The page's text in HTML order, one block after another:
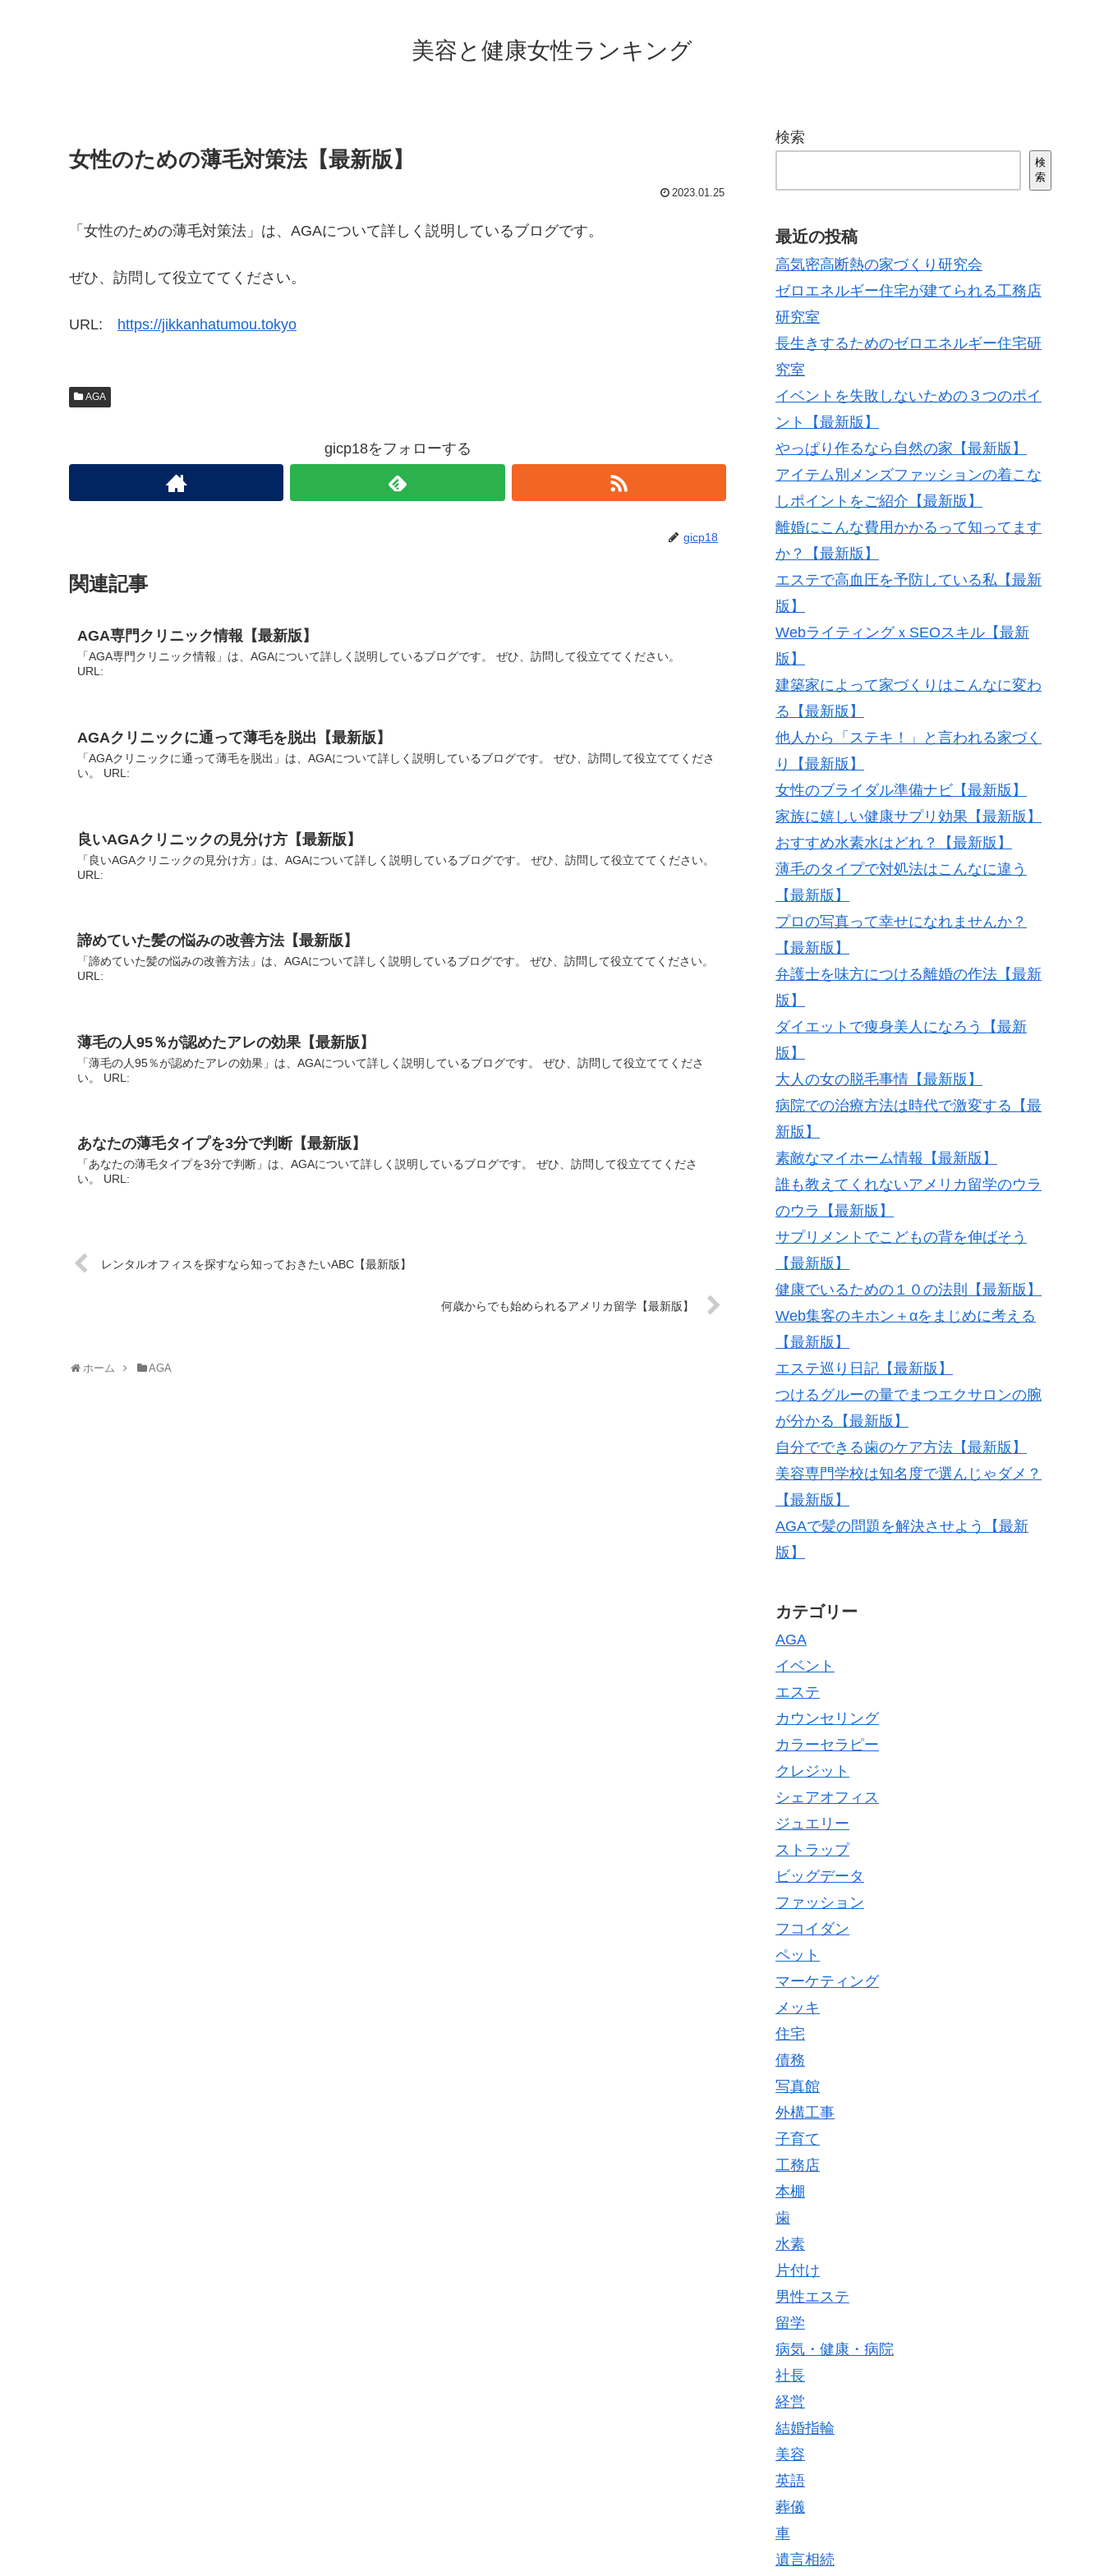
美容と健康女性ランキング
女性のための薄毛対策法【最新版】
2023.01.25
「女性のための薄毛対策法」は、AGAについて詳しく説明しているブログです。
ぜひ、訪問して役立ててください。
URL: https://jikkanhatumou.tokyo
AGA
gicp18をフォローする
gicp18
関連記事
AGA専門クリニック情報【最新版】
「AGA専門クリニック情報」は、AGAについて詳しく説明しているブログです。 ぜひ、訪問して役立ててください。
URL:
AGAクリニックに通って薄毛を脱出【最新版】
「AGAクリニックに通って薄毛を脱出」は、AGAについて詳しく説明しているブログです。 ぜひ、訪問して役立ててくださ
い。 URL:
良いAGAクリニックの見分け方【最新版】
「良いAGAクリニックの見分け方」は、AGAについて詳しく説明しているブログです。 ぜひ、訪問して役立ててください。
URL:
諦めていた髪の悩みの改善方法【最新版】
「諦めていた髪の悩みの改善方法」は、AGAについて詳しく説明しているブログです。 ぜひ、訪問して役立ててください。
URL:
薄毛の人95％が認めたアレの効果【最新版】
「薄毛の人95％が認めたアレの効果」は、AGAについて詳しく説明しているブログです。 ぜひ、訪問して役立ててくださ
い。 URL:
あなたの薄毛タイプを3分で判断【最新版】
「あなたの薄毛タイプを3分で判断」は、AGAについて詳しく説明しているブログです。 ぜひ、訪問して役立ててくださ
い。 URL:
レンタルオフィスを探すなら知っておきたいABC【最新版】
何歳からでも始められるアメリカ留学【最新版】
ホーム AGA
検索
検
索
最近の投稿
高気密高断熱の家づくり研究会
ゼロエネルギー住宅が建てられる工務店
研究室
長生きするためのゼロエネルギー住宅研
究室
イベントを失敗しないための３つのポイ
ント【最新版】
やっぱり作るなら自然の家【最新版】
アイテム別メンズファッションの着こな
しポイントをご紹介【最新版】
離婚にこんな費用かかるって知ってます
か？【最新版】
エステで高血圧を予防している私【最新
版】
WebライティングｘSEOスキル【最新
版】
建築家によって家づくりはこんなに変わ
る【最新版】
他人から「ステキ！」と言われる家づく
り【最新版】
女性のブライダル準備ナビ【最新版】
家族に嬉しい健康サプリ効果【最新版】
おすすめ水素水はどれ？【最新版】
薄毛のタイプで対処法はこんなに違う
【最新版】
プロの写真って幸せになれませんか？
【最新版】
弁護士を味方につける離婚の作法【最新
版】
ダイエットで痩身美人になろう【最新
版】
大人の女の脱毛事情【最新版】
病院での治療方法は時代で激変する【最
新版】
素敵なマイホーム情報【最新版】
誰も教えてくれないアメリカ留学のウラ
のウラ【最新版】
サプリメントでこどもの背を伸ばそう
【最新版】
健康でいるための１０の法則【最新版】
Web集客のキホン＋αをまじめに考える
【最新版】
エステ巡り日記【最新版】
つけるグルーの量でまつエクサロンの腕
が分かる【最新版】
自分でできる歯のケア方法【最新版】
美容専門学校は知名度で選んじゃダメ？
【最新版】
AGAで髪の問題を解決させよう【最新
版】
カテゴリー
AGA
イベント
エステ
カウンセリング
カラーセラピー
クレジット
シェアオフィス
ジュエリー
ストラップ
ビッグデータ
ファッション
フコイダン
ペット
マーケティング
メッキ
住宅
債務
写真館
外構工事
子育て
工務店
本棚
歯
水素
片付け
男性エステ
留学
病気・健康・病院
社長
経営
結婚指輪
美容
英語
葬儀
車
遺言相続